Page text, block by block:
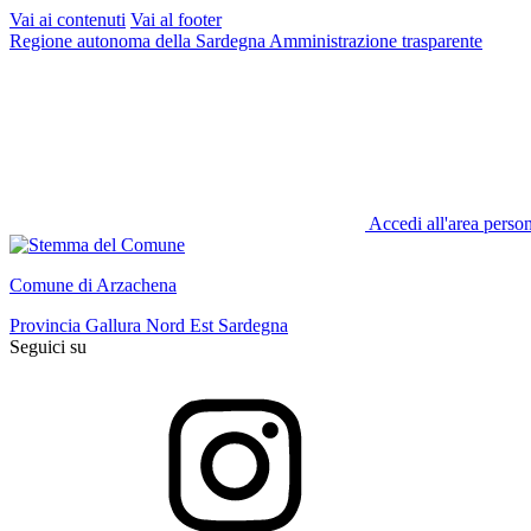
Vai ai contenuti Vai al footer
Regione autonoma della Sardegna Amministrazione trasparente
Accedi all'area
Comune di Arzachena
Provincia Gallura Nord Est Sardegna
Seguici su